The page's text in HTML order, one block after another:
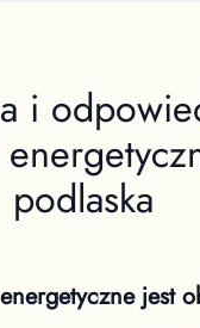
i
podlaska
jest